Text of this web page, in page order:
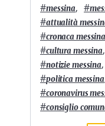
#messina, #
#attualità
#cronaca messina
#cultura messina,
#notizie messina,
#politica messina
#coronavirus
#consiglio